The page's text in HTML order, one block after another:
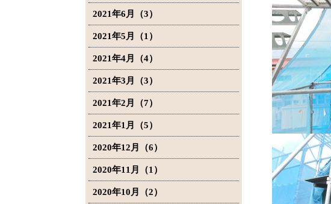
2021年6月（3）
2021年5月（1）
2021年4月（4）
2021年3月（3）
2021年2月（7）
2021年1月（5）
2020年12月（6）
2020年11月（1）
2020年10月（2）